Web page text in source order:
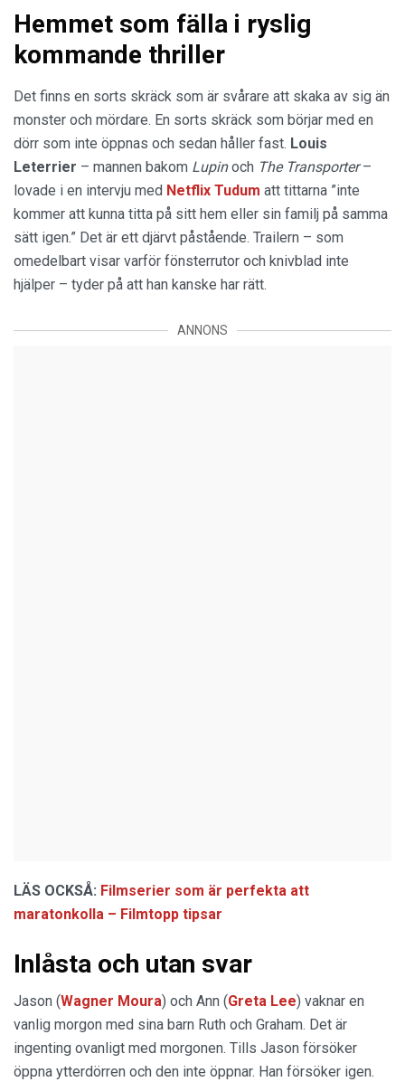
Hemmet som fälla i ryslig
kommande thriller
Det finns en sorts skräck som är svårare att skaka av sig än
monster och mördare. En sorts skräck som börjar med en
dörr som inte öppnas och sedan håller fast. Louis
Leterrier – mannen bakom Lupinoch The Transporter–
lovade i en intervju med Netflix Tudum att tittarna ”inte
kommer att kunna titta på sitt hem eller sin familj på samma
sätt igen.” Det är ett djärvt påstående. Trailern – som
omedelbart visar varför fönsterrutor och knivblad inte
hjälper – tyder på att han kanske har rätt.
ANNONS
LÄS OCKSÅ: Filmserier som är perfekta att
maratonkolla – Filmtopp tipsar
Inlåsta och utan svar
Jason (Wagner Moura) och Ann (Greta Lee) vaknar en
vanlig morgon med sina barn Ruth och Graham. Det är
ingenting ovanligt med morgonen. Tills Jason försöker
öppna ytterdörren och den inte öppnar. Han försöker igen.